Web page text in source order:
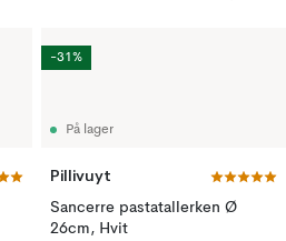
På lager
Pillivuyt
Sancerre pastatallerken Ø
26cm, Hvit
-31%